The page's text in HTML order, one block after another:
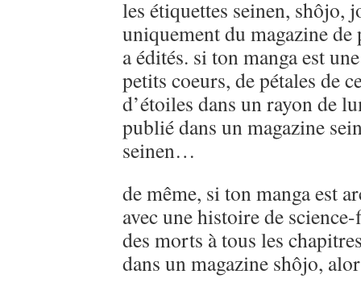
les étiquettes seinen, shôjo,
uniquement du magazine
a édités. si ton manga est
petits coeurs, de pétales de
d’étoiles dans un rayon de
publié dans un magazine
seinen…
de même, si ton manga est
avec une histoire de
des morts à tous les
dans un magazine shôjo,